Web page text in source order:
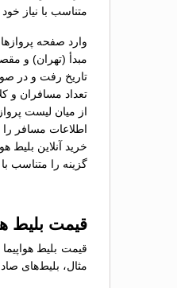
متناسب با نیاز
وارد صفحه
مبدأ (تهران) و
تاریخ رفت و در
تعداد مسافران و
از میان لیست
اطلاعات مسافر را
خرید آنلاین بلیط
گزینه را متناسب
قیمت بلیط
قیمت بلیط
مثال، بلیط‌های